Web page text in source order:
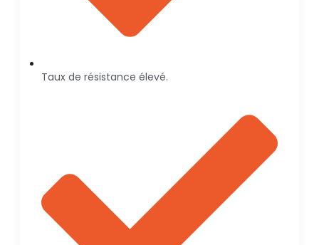
Taux de résistance élevé.